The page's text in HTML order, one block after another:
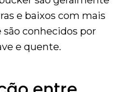
e baixos com mais
conhecidos por
e quente.